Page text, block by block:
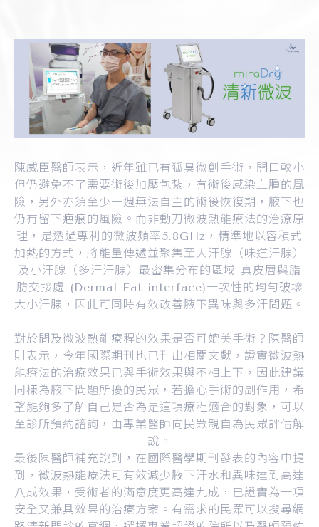
陳威臣醫師表示，近年雖已有狐臭微創手術，開口較小
但仍避免不了需要術後加壓包紮，有術後感染血腫的風
險，另外亦須至少一週無法自主的術後恢復期，腋下也
仍有留下疤痕的風險。而非動刀微波熱能療法的治療原
理，是透過專利的微波頻率5.8GHz，精準地以容積式
加熱的方式，將能量傳遞並聚集至大汗腺（味道汗腺）
及小汗腺（多汗汗腺）最密集分布的區域-真皮層與脂
肪交接處 (Dermal-Fat interface)一次性的均勻破壞
大小汗腺，因此可同時有效改善腋下異味與多汗問題。
對於問及微波熱能療程的效果是否可媲美手術？陳醫師
則表示，今年國際期刊也已刊出相關文獻，證實微波熱
能療法的治療效果已與手術效果與不相上下，因此建議
同樣為腋下問題所擾的民眾，若擔心手術的副作用，希
望能夠多了解自己是否為是這項療程適合的對象，可以
至診所預約諮詢，由專業醫師向民眾親自為民眾評估解
說。
最後陳醫師補充說到，在國際醫學期刊發表的內容中提
到，微波熱能療法可有效減少腋下汗水和異味達到高達
八成效果，受術者的滿意度更高達九成，已證實為一項
安全又兼具效果的治療方案。有需求的民眾可以搜尋網